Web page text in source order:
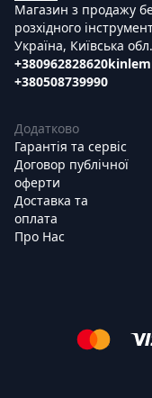
Магазин з продажу
розхідного
Україна, Київська
+380962828620
+380508739990
Додатково
Гарантія та сервіс
Договор публічної
оферти
Доставка та
оплата
Про Нас